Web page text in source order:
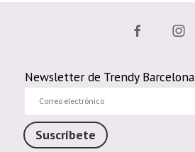
Newsletter de Trendy Barcelona
electrónico
Suscríbete